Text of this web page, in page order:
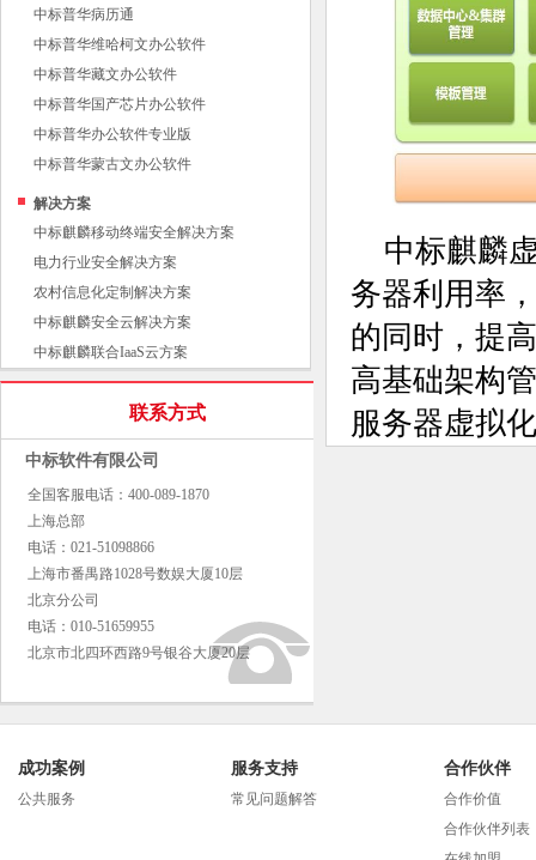
中标普华病历通
中标普华维哈柯文办公软件
中标普华藏文办公软件
中标普华国产芯片办公软件
中标普华办公软件专业版
中标普华蒙古文办公软件
解决方案
中标麒麟移动终端安全解决方案
电力行业安全解决方案
农村信息化定制解决方案
中标麒麟安全云解决方案
中标麒麟联合IaaS云方案
联系方式
中标软件有限公司
全国客服电话：400-089-1870
上海总部
电话：021-51098866
上海市番禺路1028号数娱大厦10层
北京分公司
电话：010-51659955
北京市北四环西路9号银谷大厦20层
中标麒麟
务器利用率
的同时，提
高基础架构
服务器虚拟
成功案例
公共服务
服务支持
常见问题解答
合作伙伴
合作价值
合作伙伴列表